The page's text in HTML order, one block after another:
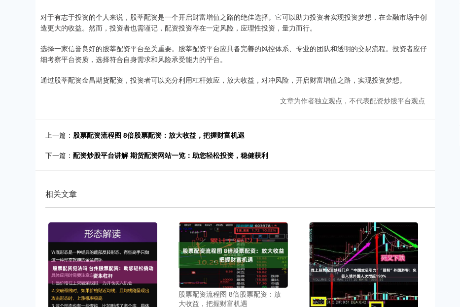
对于有志于投资的个人来说，股莘配资是一个开启财富增值之路的绝佳选择。它可以助力投资者实现投资梦想，在金融市场中创
造更大的收益。然而，投资者也需谨记，配资投资存在一定风险，应理性投资，量力而行。
选择一家信誉良好的股莘配资平台至关重要。股莘配资平台应具备完善的风控体系、专业的团队和透明的交易流程。投资者应仔
细考察平台资质，选择符合自身需求和风险承受能力的平台。
通过股莘配资金昌期货配资，投资者可以充分利用杠杆效应，放大收益，对冲风险，开启财富增值之路，实现投资梦想。
文章为作者独立观点，不代表配资炒股平台观点
上一篇： 股票配资流程图 8倍股票配资：放大收益，把握财富机遇
下一篇： 配资炒股平台讲解 期货配资网站一览：助您轻松投资，稳健获利
相关文章
股票配资流程图 8倍股票配资：放
大收益，把握财富机遇